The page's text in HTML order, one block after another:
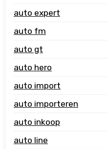
auto expert
auto fm
auto gt
auto hero
auto import
auto importeren
auto inkoop
auto line